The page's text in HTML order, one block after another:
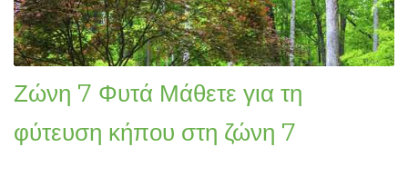
Ζώνη 7 Φυτά Μάθετε για τη
φύτευση κήπου στη ζώνη 7